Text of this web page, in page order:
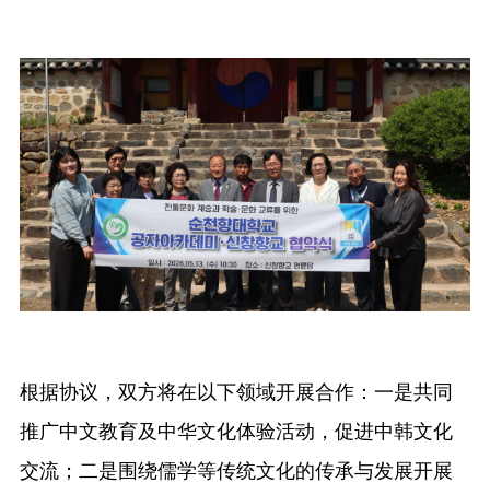
根据协议，双方将在以下领域开展合作：一是共同
推广中文教育及中华文化体验活动，促进中韩文化
交流；二是围绕儒学等传统文化的传承与发展开展